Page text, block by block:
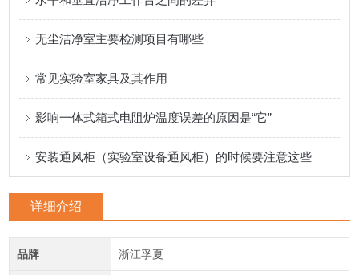
无尘洁净室主要检测项目有哪些
常见实验室家具及其作用
影响一体式箱式电阻炉温度误差的原因是“它”
安装通风柜（实验室设备通风柜）的时候要注意这些
详细介绍
品牌 浙江孚夏